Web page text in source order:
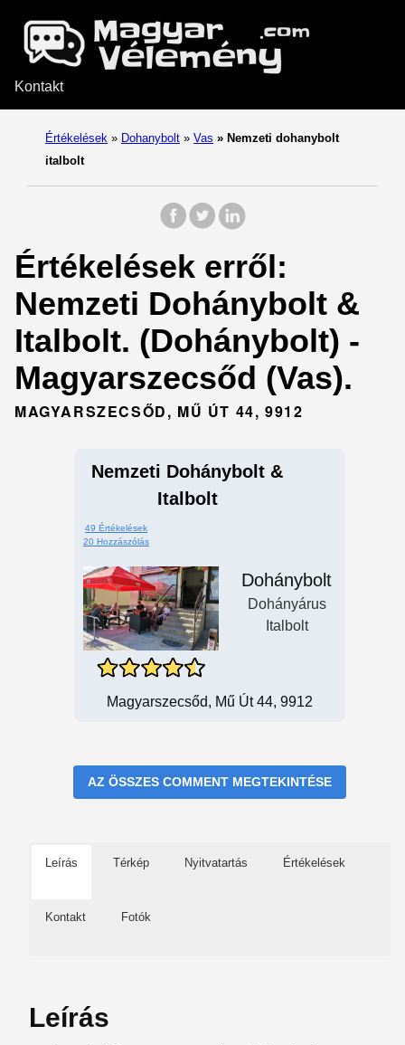
Kontakt
Értékelések » Dohanybolt » Vas » Nemzeti dohanybolt
italbolt
Értékelések erről:
Nemzeti Dohánybolt &
Italbolt. (Dohánybolt) -
Magyarszecsőd (Vas).
MAGYARSZECSŐD, MŰ ÚT 44, 9912
Nemzeti Dohánybolt &
Italbolt
49 Értékelések
20 Hozzászólás
Dohánybolt
Dohányárus
Italbolt
Magyarszecsőd, Mű Út 44, 9912
AZ ÖSSZES COMMENT MEGTEKINTÉSE
Leírás Térkép Nyitvatartás Értékelések
Kontakt Fotók
Leírás